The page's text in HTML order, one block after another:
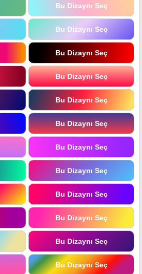
Bu Dizaynı Seç
Bu Dizaynı Seç
Bu Dizaynı Seç
Bu Dizaynı Seç
Bu Dizaynı Seç
Bu Dizaynı Seç
Bu Dizaynı Seç
Bu Dizaynı Seç
Bu Dizaynı Seç
Bu Dizaynı Seç
Bu Dizaynı Seç
Bu Dizaynı Seç